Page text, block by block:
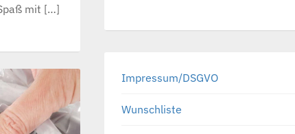
mit […]
Impressum/DSGVO
Wunschliste